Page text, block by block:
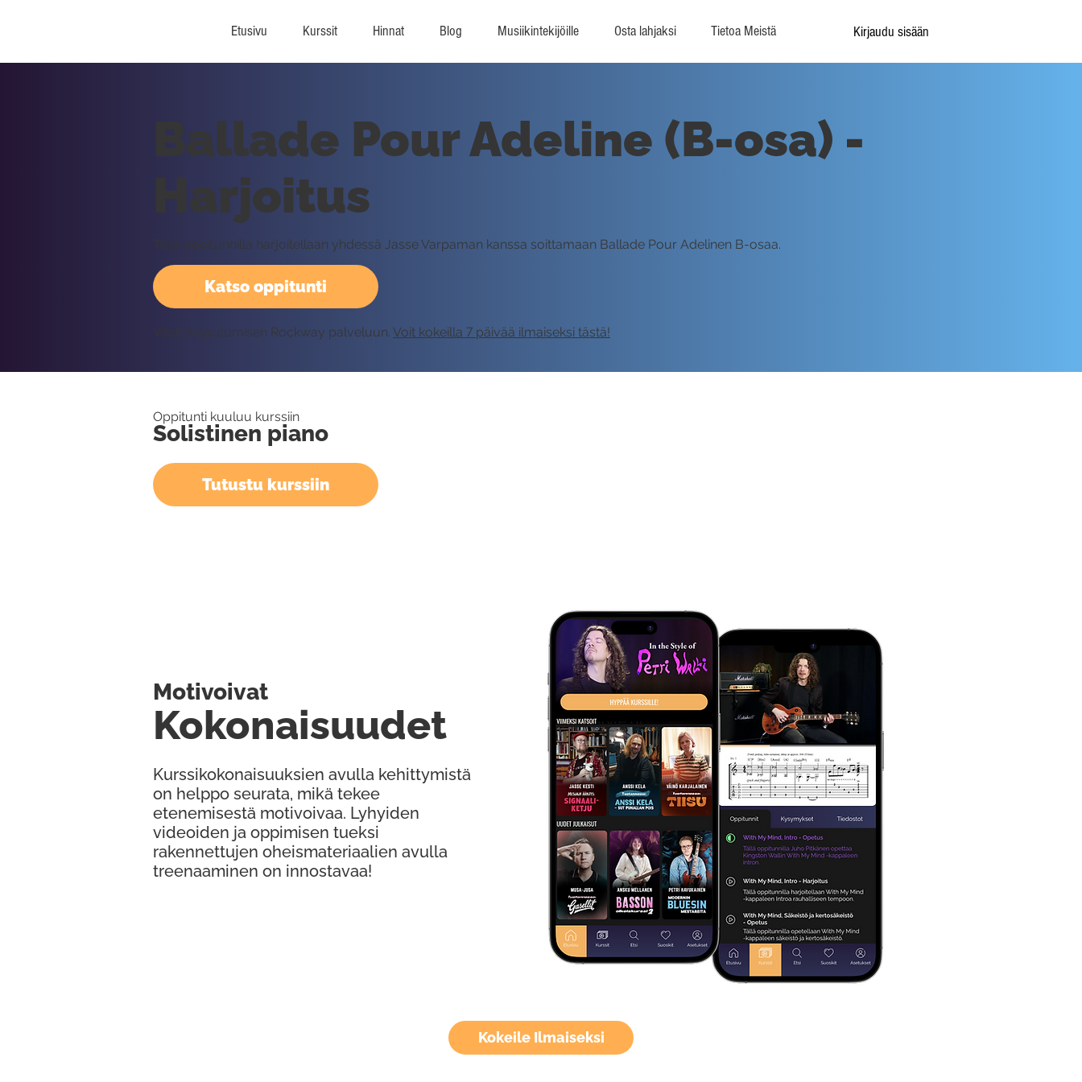
Etusivu Kurssit Hinnat Blog Musiikintekijöille Osta lahjaksi Tietoa Meistä Kirjaudu sisään
Kokeile Ilmaiseksi
Katso oppitunti
Ballade Pour Adeline (B-osa) -
Harjoitus
Tällä oppitunnilla harjoitellaan yhdessä Jasse Varpaman kanssa soittamaan Ballade Pour Adelinen B-osaa.
Vaatii kirjautumisen Rockway palveluun. Voit kokeilla 7 päivää ilmaiseksi tästä!
Oppitunti kuuluu kurssiin
Solistinen piano
Tutustu kurssiin
Kurssikokonaisuuksien avulla kehittymistä
on helppo seurata, mikä tekee
etenemisestä motivoivaa. Lyhyiden
videoiden ja oppimisen tueksi
rakennettujen oheismateriaalien avulla
treenaaminen on innostavaa!
Kokonaisuudet
Motivoivat